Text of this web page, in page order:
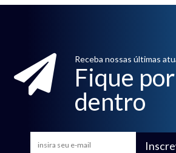
Receba nossas últimas
Fique por
dentro